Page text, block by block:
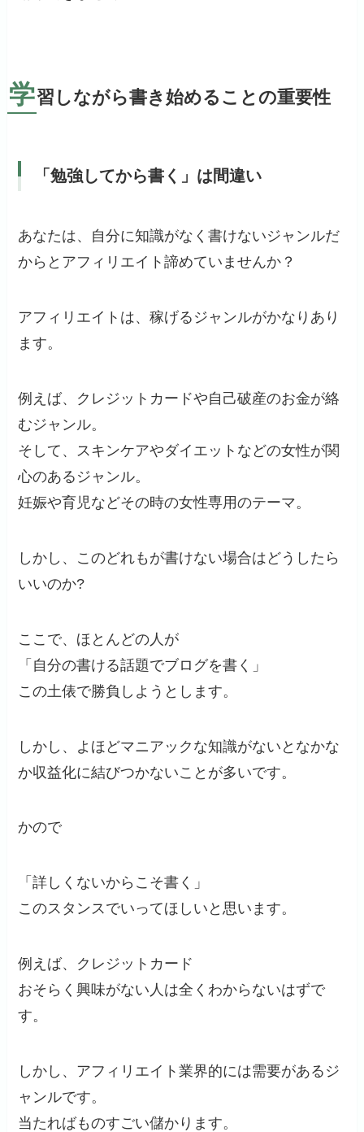
学習しながら書き始めることの重要性
「勉強してから書く」は間違い
あなたは、自分に知識がなく書けないジャンルだ
からとアフィリエイト諦めていませんか？
アフィリエイトは、稼げるジャンルがかなりあり
ます。
例えば、クレジットカードや自己破産のお金が絡
むジャンル。
そして、スキンケアやダイエットなどの女性が関
心のあるジャンル。
妊娠や育児などその時の女性専用のテーマ。
しかし、このどれもが書けない場合はどうしたら
いいのか?
ここで、ほとんどの人が
「自分の書ける話題でブログを書く」
この土俵で勝負しようとします。
しかし、よほどマニアックな知識がないとなかな
か収益化に結びつかないことが多いです。
かので
「詳しくないからこそ書く」
このスタンスでいってほしいと思います。
例えば、クレジットカード
おそらく興味がない人は全くわからないはずで
す。
しかし、アフィリエイト業界的には需要があるジ
ャンルです。
当たればものすごい儲かります。